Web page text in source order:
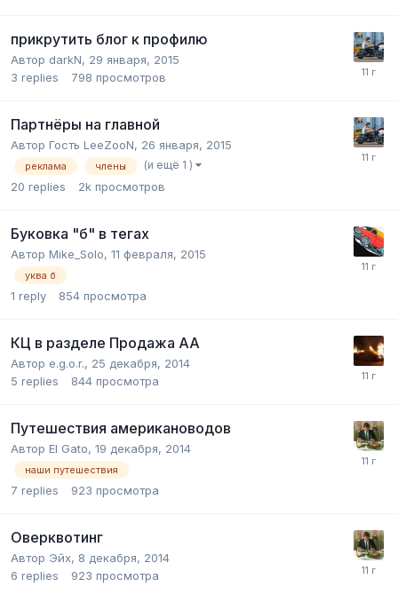
прикрутить блог к профилю
Автор darkN, 29 января, 2015
3 replies 798 просмотров
Партнёры на главной
Автор Гость LeeZooN, 26 января, 2015
реклама члены (и ещё 1 )
20 replies 2k просмотров
Буковка "б" в тегах
Автор Mike_Solo, 11 февраля, 2015
уква б
1 reply 854 просмотра
КЦ в разделе Продажа АА
Автор e.g.o.r., 25 декабря, 2014
5 replies 844 просмотра
Путешествия американоводов
Автор El Gato, 19 декабря, 2014
наши путешествия
7 replies 923 просмотра
Оверквотинг
Автор Эйх, 8 декабря, 2014
6 replies 923 просмотра